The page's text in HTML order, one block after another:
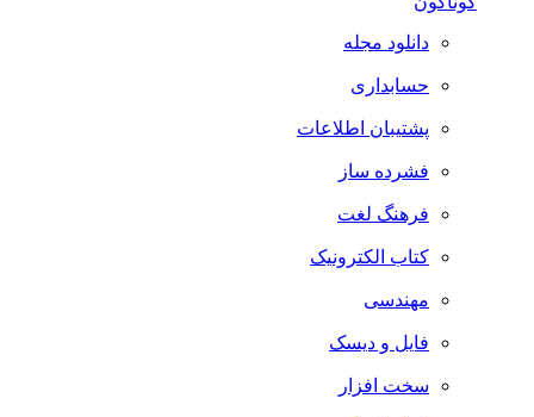
دانلود مجله
حسابداری
پشتیبان اطلاعات
فشرده ساز
فرهنگ لغت
کتاب الکترونیک
مهندسی
فایل و دیسک
سخت افزار